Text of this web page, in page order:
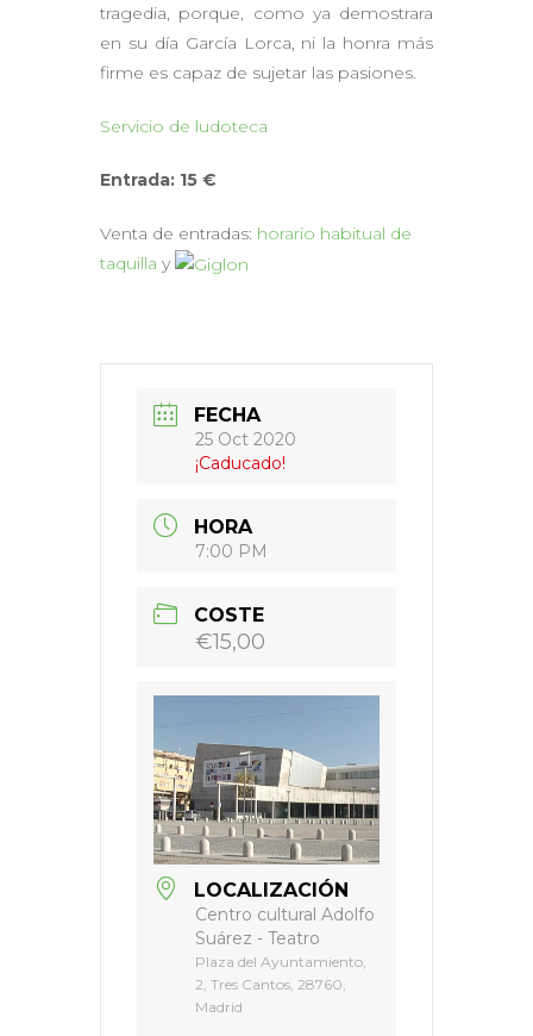
tragedia, porque, como ya demostrara
en su día García Lorca, ni la honra más
firme es capaz de sujetar las pasiones.
Servicio de ludoteca
Entrada: 15 €
Venta de entradas: horario habitual de
taquilla y
FECHA
25 Oct 2020
¡Caducado!
HORA
7:00 PM
COSTE
€15,00
LOCALIZACIÓN
Centro cultural Adolfo
Suárez - Teatro
Plaza del Ayuntamiento,
2, Tres Cantos, 28760,
Madrid